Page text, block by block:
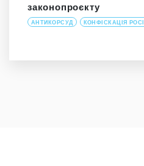
законопроєкту
АНТИКОРСУД КОНФІСКАЦІЯ